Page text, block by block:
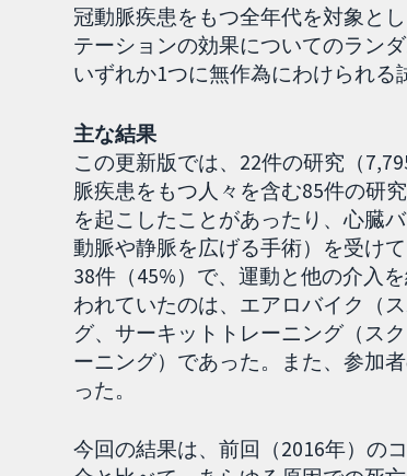
冠動脈疾患をもつ全年代を対象と
テーションの効果についてのラン
いずれか1つに無作為にわけられる
主な結果
この更新版では、22件の研究（
脈疾患をもつ人々を含む85件の研
を起こしたことがあったり、心臓
動脈や静脈を広げる手術）を受け
38件（45%）で、運動と他の介入
われていたのは、エアロバイク（
グ、サーキットトレーニング（ス
ーニング）であった。また、参加
った。
今回の結果は、前回（2016年）の